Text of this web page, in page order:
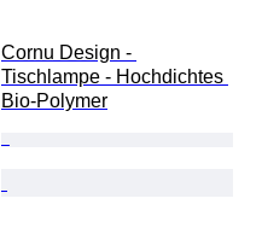
Cornu Design -
Tischlampe - Hochdichtes
Bio-Polymer